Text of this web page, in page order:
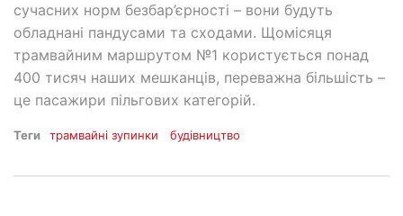
сучасних норм безбар’єрності – вони будуть
обладнані пандусами та сходами. Щомісяця
трамвайним маршрутом №1 користується понад
400 тисяч наших мешканців, переважна більшість –
це пасажири пільгових категорій.
Теги трамвайні зупинки будівництво